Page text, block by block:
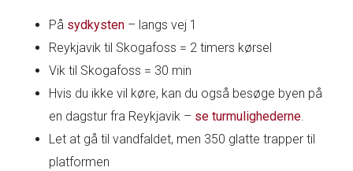
På sydkysten – langs vej 1
Reykjavik til Skogafoss = 2 timers kørsel
Vik til Skogafoss = 30 min
Hvis du ikke vil køre, kan du også besøge byen på
en dagstur fra Reykjavik – se turmulighederne.
Let at gå til vandfaldet, men 350 glatte trapper til
platformen